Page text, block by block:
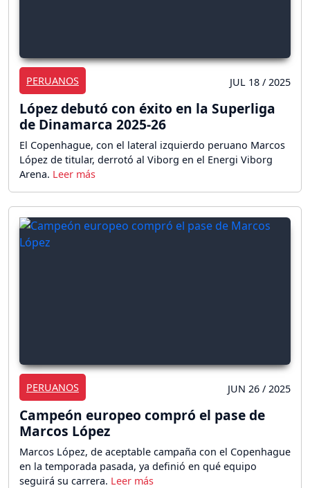
PERUANOS JUL 18 / 2025
López debutó con éxito en la Superliga
de Dinamarca 2025-26
El Copenhague, con el lateral izquierdo peruano Marcos
López de titular, derrotó al Viborg en el Energi Viborg
Arena.
PERUANOS JUN 26 / 2025
Campeón europeo compró el pase de
Marcos López
Marcos López, de aceptable campaña con el Copenhague
en la temporada pasada, ya definió en qué equipo
seguirá su carrera.